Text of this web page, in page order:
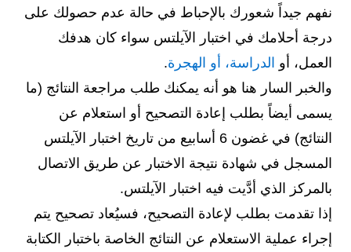
نفهم جيداً شعورك بالإحباط في حالة عدم حصولك على
درجة أحلامك في اختبار الآيلتس سواء كان هدفك
العمل، أو الدراسة، أو الهجرة.
والخبر السار هنا هو أنه يمكنك طلب مراجعة النتائج (ما
يسمى أيضاً بطلب إعادة التصحيح أو استعلام عن
النتائج) في غضون 6 أسابيع من تاريخ اختبار الآيلتس
المسجل في شهادة نتيجة الاختبار عن طريق الاتصال
بالمركز الذي أدَّيت فيه اختبار الآيلتس.
إذا تقدمت بطلب لإعادة التصحيح، فسيُعاد تصحيح يتم
إجراء عملية الاستعلام عن النتائج الخاصة باختبار الكتابة